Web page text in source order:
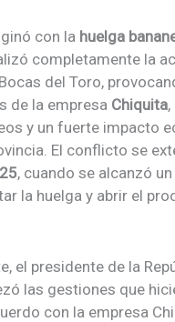
con la huelga
completamente la
del Toro,
de la empresa Chiquita
y un fuerte impacto
El conflicto se
, cuando se alcanzó
la huelga y abrir el
el presidente de la
las gestiones que
con la empresa